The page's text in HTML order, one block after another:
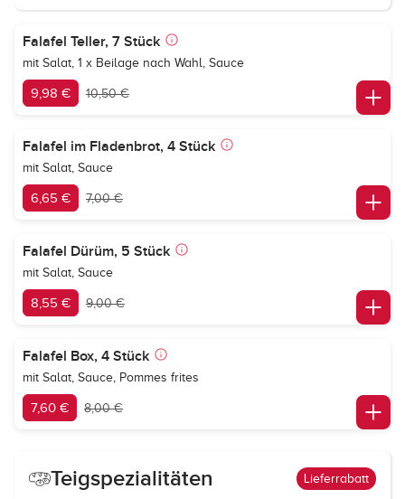
Falafel Teller, 7 Stück
mit Salat, 1 x Beilage nach Wahl, Sauce
9,98 € 10,50 €
Falafel im Fladenbrot, 4 Stück
mit Salat, Sauce
6,65 € 7,00 €
Falafel Dürüm, 5 Stück
mit Salat, Sauce
8,55 € 9,00 €
Falafel Box, 4 Stück
mit Salat, Sauce, Pommes frites
7,60 € 8,00 €
Teigspezialitäten Lieferrabatt